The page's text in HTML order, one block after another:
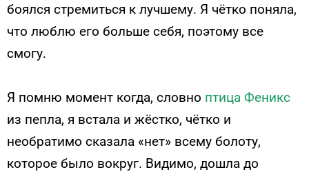
боялся стремиться к лучшему. Я чётко поняла,
что люблю его больше себя, поэтому все
смогу.
Я помню момент когда, словно птица Феникс
из пепла, я встала и жёстко, чётко и
необратимо сказала «нет» всему болоту,
которое было вокруг. Видимо, дошла до